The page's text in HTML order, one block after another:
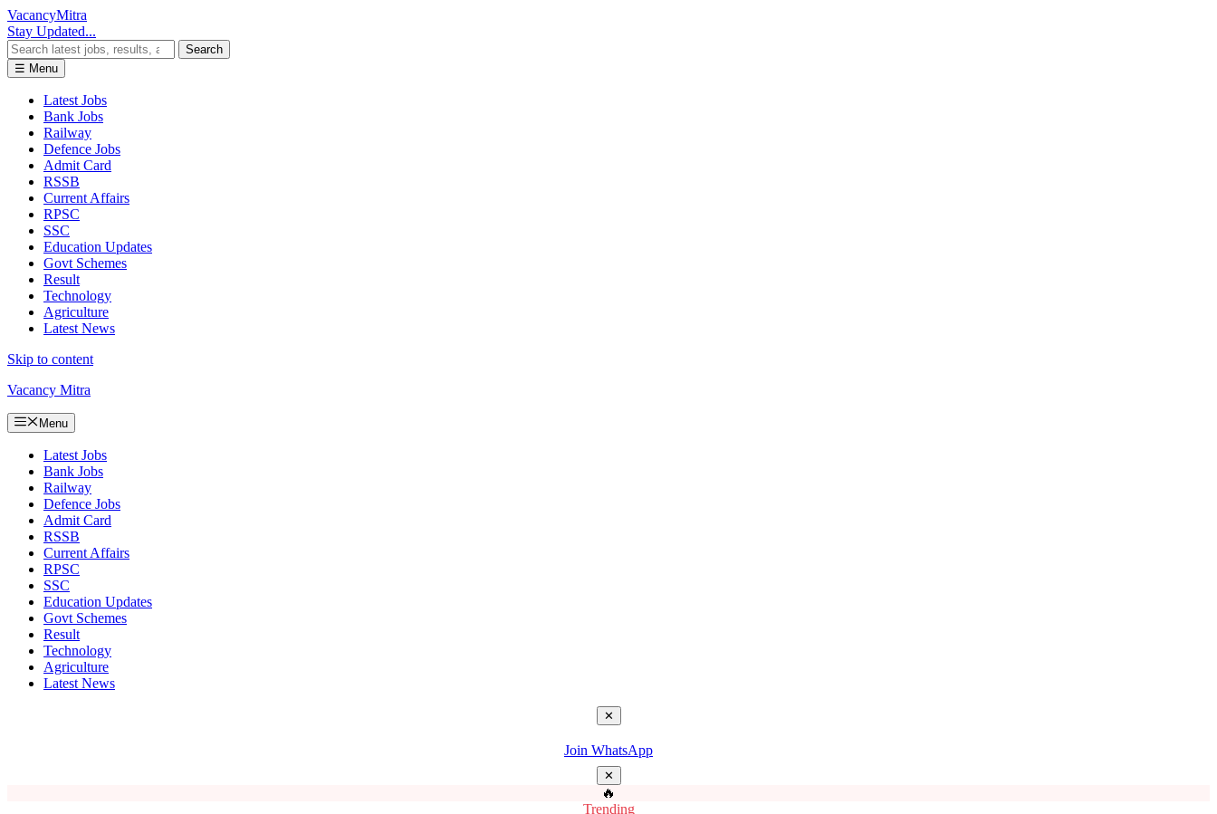
VacancyMitra
Stay Updated...
Search
☰ Menu
Latest Jobs
Bank Jobs
Railway
Defence Jobs
Admit Card
RSSB
Current Affairs
RPSC
SSC
Education Updates
Govt Schemes
Result
Technology
Agriculture
Latest News
Skip to content
Vacancy Mitra
Menu
Latest Jobs
Bank Jobs
Railway
Defence Jobs
Admit Card
RSSB
Current Affairs
RPSC
SSC
Education Updates
Govt Schemes
Result
Technology
Agriculture
Latest News
✕
Join WhatsApp
✕
🔥
Trending